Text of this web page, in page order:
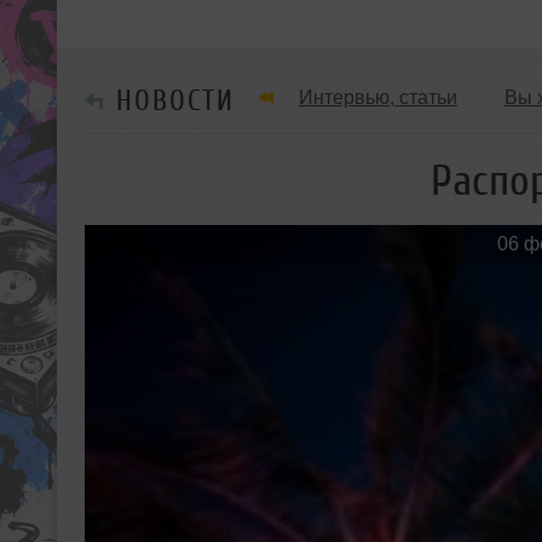
НОВОСТИ Интервью, статьи Вы
Танцевальные стили
Мужчина & Женщина
06